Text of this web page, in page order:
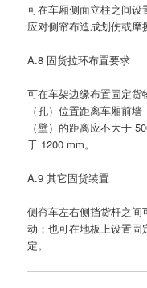
可在车厢侧面立柱之间
应对侧帘布造成划伤或摩
A.8 固货拉环布置要求
可在车架边缘布置固定
（孔）位置距离车厢前
（壁）的距离应不大于
于 1200 mm。
A.9 其它固货装置
侧帘车左右侧挡货杆之
动；也可在地板上设置
定。